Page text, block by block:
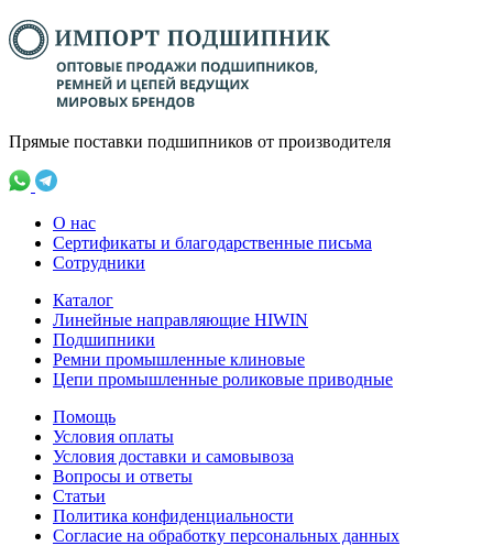
Прямые поставки подшипников от производителя
О нас
Сертификаты и благодарственные письма
Сотрудники
Каталог
Линейные направляющие HIWIN
Подшипники
Ремни промышленные клиновые
Цепи промышленные роликовые приводные
Помощь
Условия оплаты
Условия доставки и самовывоза
Вопросы и ответы
Статьи
Политика конфиденциальности
Согласие на обработку персональных данных